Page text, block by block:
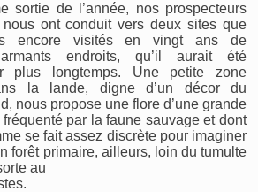
sortie de l’année, nos prospecteurs
ont conduit vers deux sites que
encore visités en vingt ans de
endroits, qu’il aurait été
plus longtemps. Une petite zone
la lande, digne d’un décor du
nous propose une flore d’une grande
par la faune sauvage et dont
se fait assez discrète pour imaginer
forêt primaire, ailleurs, loin du tumulte
au